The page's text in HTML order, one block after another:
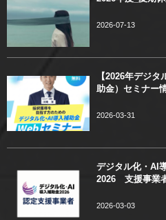
2026-07-13
【2026年デジ
助金）セミナー
2026-03-31
デジタル化・AI
2026 支援事業
2026-03-03